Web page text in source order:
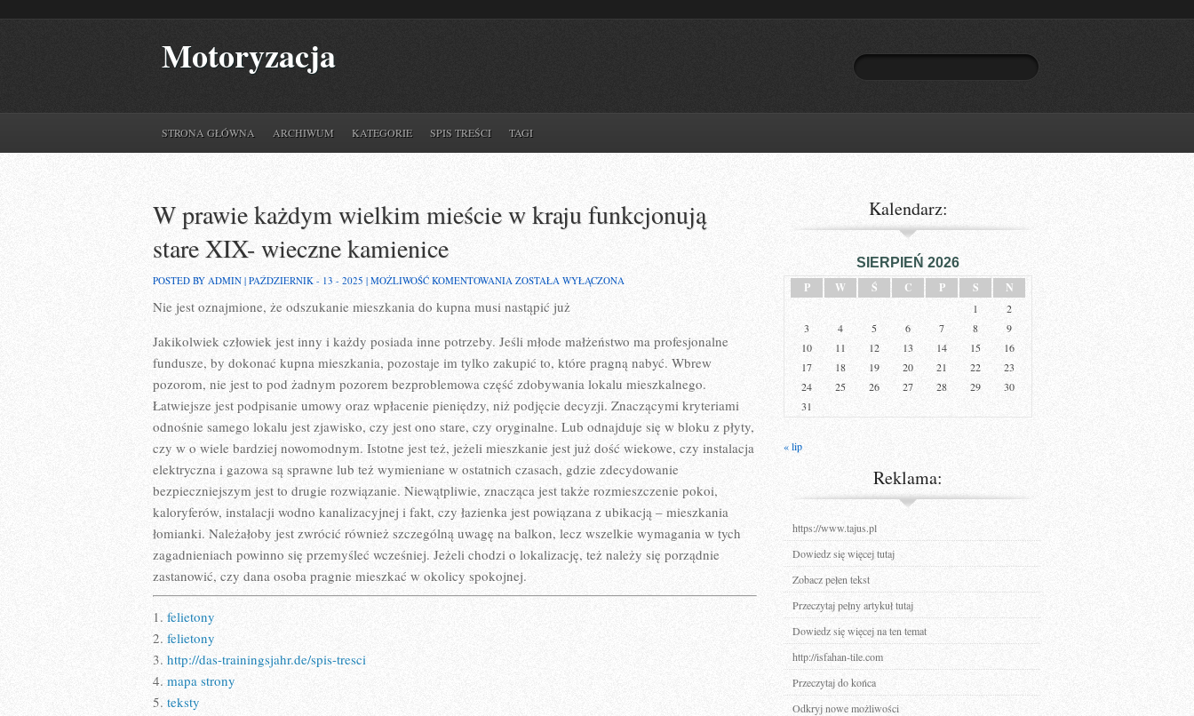
Motoryzacja
STRONA GŁÓWNA ARCHIWUM KATEGORIE SPIS TREŚCI TAGI
W prawie każdym wielkim mieście w kraju funkcjonują
stare XIX- wieczne kamienice
POSTED BY ADMIN | PAŹDZIERNIK - 13 - 2025 | MOŻLIWOŚĆ KOMENTOWANIA W
KAŻDYM
WIELKIM
W
KRAJU
FUNKCJONUJĄ
STARE
XIX-
WIECZNE
KAMIENICE
ZOSTAŁA WYŁĄCZONA
Nie jest oznajmione, że odszukanie mieszkania do kupna musi nastąpić już
Jakikolwiek człowiek jest inny i każdy posiada inne potrzeby. Jeśli młode małżeństwo ma profesjonalne
fundusze, by dokonać kupna mieszkania, pozostaje im tylko zakupić to, które pragną nabyć. Wbrew
pozorom, nie jest to pod żadnym pozorem bezproblemowa część zdobywania lokalu mieszkalnego.
Łatwiejsze jest podpisanie umowy oraz wpłacenie pieniędzy, niż podjęcie decyzji. Znaczącymi kryteriami
odnośnie samego lokalu jest zjawisko, czy jest ono stare, czy oryginalne. Lub odnajduje się w bloku z płyty,
czy w o wiele bardziej nowomodnym. Istotne jest też, jeżeli mieszkanie jest już dość wiekowe, czy instalacja
elektryczna i gazowa są sprawne lub też wymieniane w ostatnich czasach, gdzie zdecydowanie
bezpieczniejszym jest to drugie rozwiązanie. Niewątpliwie, znacząca jest także rozmieszczenie pokoi,
kaloryferów, instalacji wodno kanalizacyjnej i fakt, czy łazienka jest powiązana z ubikacją – mieszkania
łomianki. Należałoby jest zwrócić również szczególną uwagę na balkon, lecz wszelkie wymagania w tych
zagadnieniach powinno się przemyśleć wcześniej. Jeżeli chodzi o lokalizację, też należy się porządnie
zastanowić, czy dana osoba pragnie mieszkać w okolicy spokojnej.
1. felietony
2. felietony
3. http://das-trainingsjahr.de/spis-tresci
4. mapa strony
5. teksty
Kalendarz:
SIERPIEŃ 2026
P
W Ś C P S N
1
2
3
4 5 6 7 8
9
10
11 12 13 14 15
16
17
18 19 20 21 22
23
24
25 26 27 28 29
30
31
« lip
Reklama:
https://www.tajus.pl
Dowiedz się więcej tutaj
Zobacz pełen tekst
Przeczytaj pełny artykuł tutaj
Dowiedz się więcej na ten temat
http://isfahan-tile.com
Przeczytaj do końca
Odkryj nowe możliwości